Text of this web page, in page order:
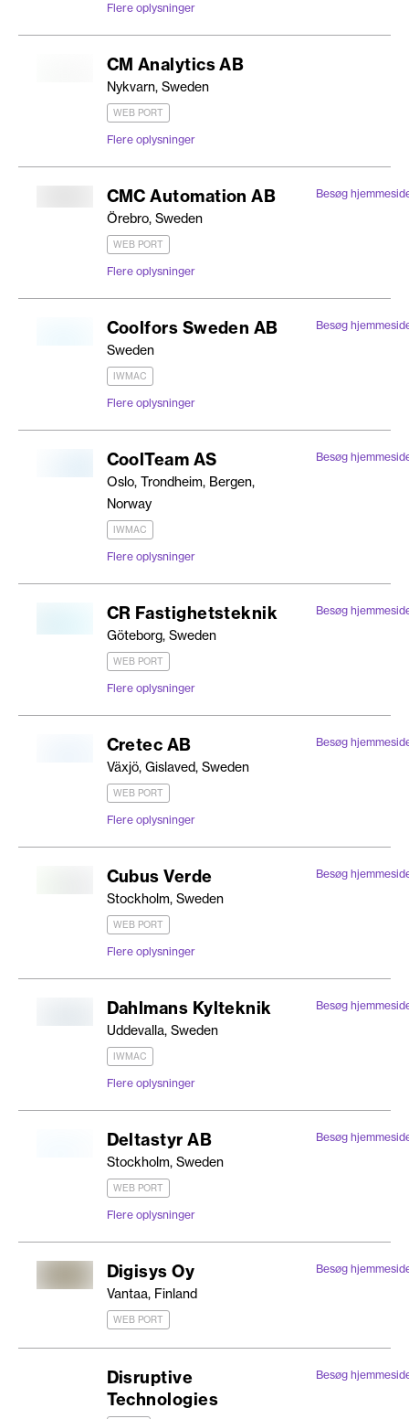
Flere oplysninger
CM Analytics AB
Nykvarn, Sweden
WEB PORT
Flere oplysninger
CMC Automation AB
Örebro, Sweden
WEB PORT
Flere oplysninger
Besøg
Coolfors Sweden AB
Sweden
IWMAC
Flere oplysninger
Besøg
CoolTeam AS
Oslo, Trondheim, Bergen,
Norway
IWMAC
Flere oplysninger
Besøg
CR Fastighetsteknik
Göteborg, Sweden
WEB PORT
Flere oplysninger
Besøg
Cretec AB
Växjö, Gislaved, Sweden
WEB PORT
Flere oplysninger
Besøg
Cubus Verde
Stockholm, Sweden
WEB PORT
Flere oplysninger
Besøg
Dahlmans Kylteknik
Uddevalla, Sweden
IWMAC
Flere oplysninger
Besøg
Deltastyr AB
Stockholm, Sweden
WEB PORT
Flere oplysninger
Besøg
Digisys Oy
Vantaa, Finland
WEB PORT
Besøg
Disruptive
Technologies
Besøg